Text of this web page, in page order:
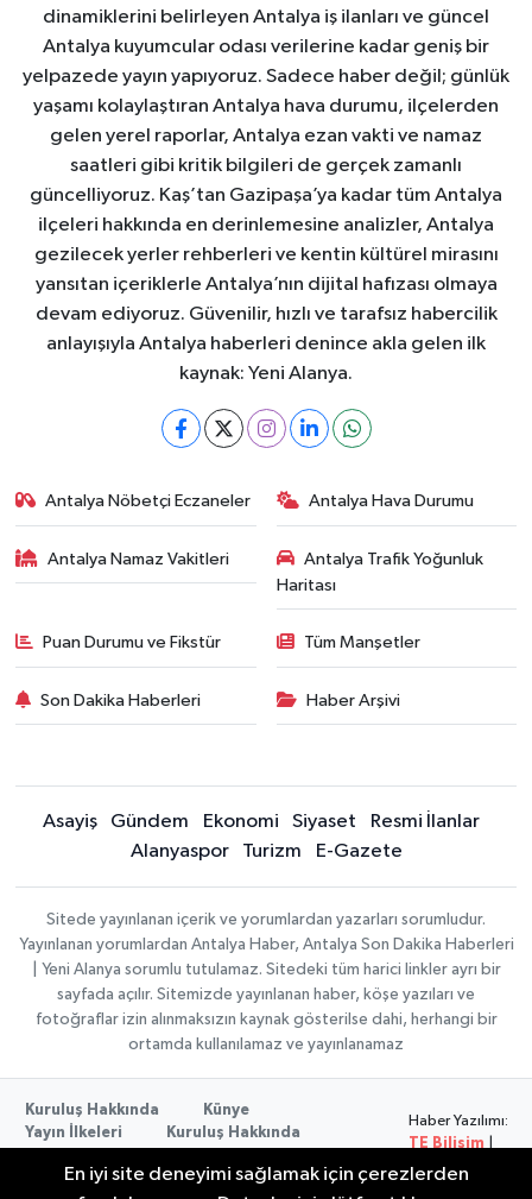
dinamiklerini belirleyen Antalya iş ilanları ve güncel
Antalya kuyumcular odası verilerine kadar geniş bir
yelpazede yayın yapıyoruz. Sadece haber değil; günlük
yaşamı kolaylaştıran Antalya hava durumu, ilçelerden
gelen yerel raporlar, Antalya ezan vakti ve namaz
saatleri gibi kritik bilgileri de gerçek zamanlı
güncelliyoruz. Kaş’tan Gazipaşa’ya kadar tüm Antalya
ilçeleri hakkında en derinlemesine analizler, Antalya
gezilecek yerler rehberleri ve kentin kültürel mirasını
yansıtan içeriklerle Antalya’nın dijital hafızası olmaya
devam ediyoruz. Güvenilir, hızlı ve tarafsız habercilik
anlayışıyla Antalya haberleri denince akla gelen ilk
kaynak: Yeni Alanya.
Antalya Nöbetçi Eczaneler Antalya Hava Durumu
Antalya Namaz Vakitleri
Antalya Trafik Yoğunluk
Haritası
Puan Durumu ve Fikstür Tüm Manşetler
Son Dakika Haberleri Haber Arşivi
Asayiş Gündem Ekonomi Siyaset
Resmi İlanlar
Alanyaspor
Turizm E-Gazete
Sitede yayınlanan içerik ve yorumlardan yazarları sorumludur.
Yayınlanan yorumlardan Antalya Haber, Antalya Son Dakika Haberleri
| Yeni Alanya sorumlu tutulamaz. Sitedeki tüm harici linkler ayrı bir
sayfada açılır. Sitemizde yayınlanan haber, köşe yazıları ve
fotoğraflar izin alınmaksızın kaynak gösterilse dahi, herhangi bir
ortamda kullanılamaz ve yayınlanamaz
Kuruluş Hakkında
Künye
Yayın İlkeleri
Kuruluş Hakkında
Kullanım Şartları
Haber Yazılımı:
TE Bilişim
Copyright ©
En iyi site deneyimi sağlamak için çerezlerden